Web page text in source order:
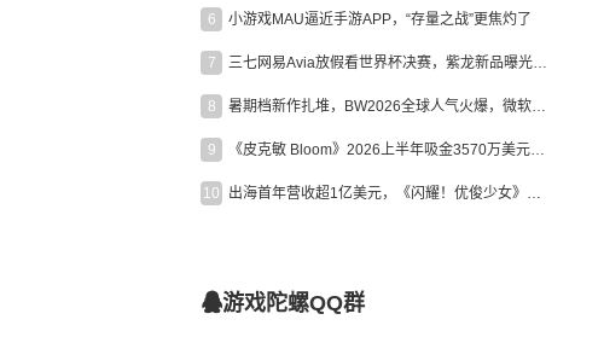
6 小游戏MAU逼近手游APP，“存量之战”更焦灼了
7 三七网易Avia放假看世界杯决赛，紫龙新品曝光，米哈游新作上线 | 陀螺周报
8 暑期档新作扎堆，BW2026全球人气火爆，微软XBOX大裁员|陀螺周报
9 《皮克敏 Bloom》2026上半年吸金3570万美元，中国台湾成最大市场
10 出海首年营收超1亿美元，《闪耀！优俊少女》美国市场占比达七成
游戏陀螺QQ群